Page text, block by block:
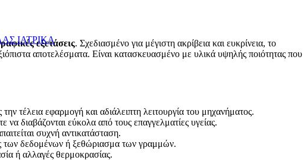
ΙΑΤΡΙΚΑεξετάσεις. Σχεδιασμένο για μέγιστη ακρίβεια και ευκρίνεια, το
αποτελέσματα. Είναι κατασκευασμένο με υλικά υψηλής ποιότητας που
την τέλεια εφαρμογή και αδιάλειπτη λειτουργία του μηχανήματος.
διαβάζονται εύκολα από τους επαγγελματίες υγείας.
συχνή αντικατάσταση.
των δεδομένων ή ξεθώριασμα των γραμμών.
ή αλλαγές θερμοκρασίας.